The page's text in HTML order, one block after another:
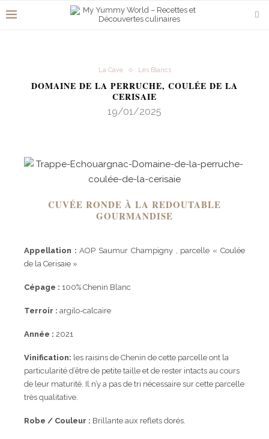
La Cave Les Blancs
DOMAINE DE LA PERRUCHE, COULÉE DE LA
CERISAIE
19/01/2025
CUVÉE RONDE À LA REDOUTABLE
GOURMANDISE
Appellation : AOP Saumur Champigny , parcelle « Coulée
de la Cerisaie »
Cépage : 100% Chenin Blanc
Terroir : argilo-calcaire
Année : 2021
Vinification: les raisins de Chenin de cette parcelle ont la
particularité d’être de petite taille et de rester intacts au cours
de leur maturité. Il n’y a pas de tri nécessaire sur cette parcelle
très qualitative.
Robe / Couleur : Brillante aux reflets dorés.